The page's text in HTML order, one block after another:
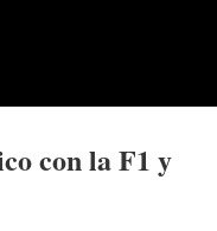
con la F1 y